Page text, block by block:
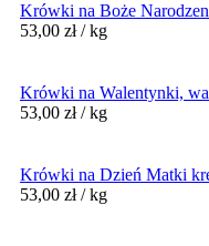
Krówki na Boże
53,00 zł / kg
Krówki na Walentynki,
53,00 zł / kg
Krówki na Dzień Matki
53,00 zł / kg